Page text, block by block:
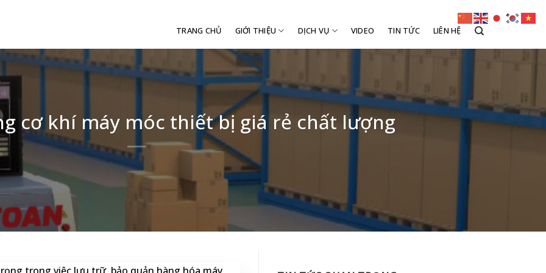
TRANG CHỦ GIỚI THIỆU DỊCH VỤ VIDEO TIN TỨC LIÊN HỆ
cơ khí máy móc thiết bị giá rẻ chất lượng